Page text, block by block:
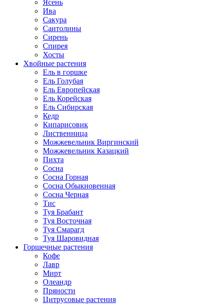
Ясень
Ива
Сакура
Сантолины
Сирень
Спирея
Хосты
Хвойные растения
Ель в горшке
Ель Голубая
Ель Европейская
Ель Корейская
Ель Сибирская
Кедр
Кипарисовик
Лиственница
Можжевельник Виргинский
Можжевельник Казацкий
Пихта
Сосна
Сосна Горная
Сосна Обыкновенная
Сосна Черная
Тис
Туя Брабант
Туя Восточная
Туя Смарагд
Туя Шаровидная
Горшечные растения
Кофе
Лавр
Мирт
Олеандр
Пряности
Цитрусовые растения